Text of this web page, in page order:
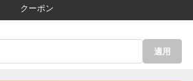
クーポン
適用